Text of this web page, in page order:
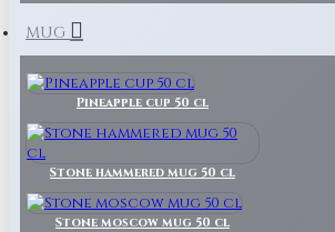
MUG
Pineapple cup 50 cl
Stone hammered mug 50 cl
Stone moscow mug 50 cl